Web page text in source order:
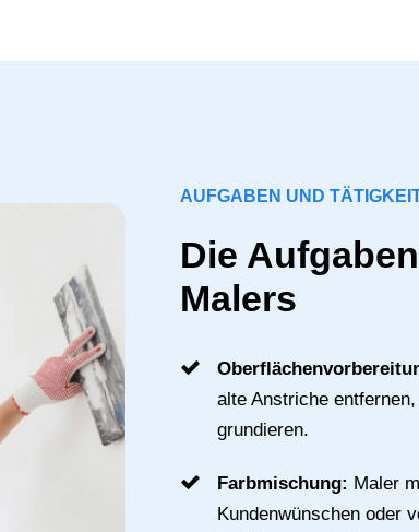
AUFGABEN UND
Die
Malers
alte Anstriche
grundieren.
Farbmischung: Maler
Kundenwünschen oder